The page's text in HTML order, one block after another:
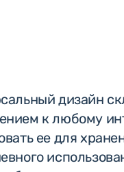
дизайн
к любому
ее для